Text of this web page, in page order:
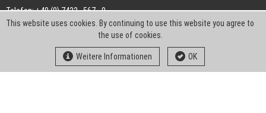
Telefon: +49 (0) 7422 . 567 - 0
Telefax: +49 (0) 7422 . 567 - 239
info-ch@kern-liebers.com
This website uses cookies. By continuing to use this website you agree to
the use of cookies.
Weitere Informationen OK